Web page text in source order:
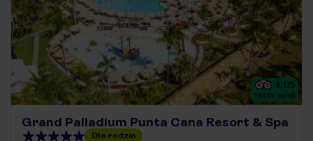
4.1/5
18635 opinii
Grand Palladium Punta Cana Resort & Spa
Dla rodzin